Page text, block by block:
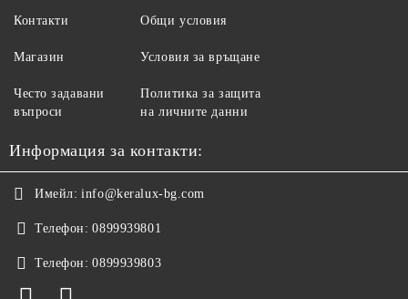
Контакти
Магазин
Често задавани
въпроси
Общи условия
Условия за връщане
Политика за защита
на личните данни
Информация за контакти:
Имейл: info@keralux-bg.com
Телефон: 0899939801
Телефон: 0899939803